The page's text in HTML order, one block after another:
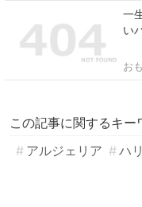
一
い
お
この記事に関するキー
アルジェリア
ハ